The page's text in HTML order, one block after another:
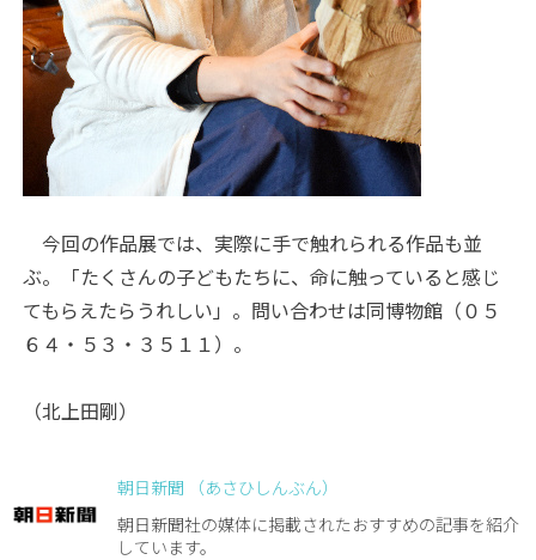
今回の作品展では、実際に手で触れられる作品も並
ぶ。「たくさんの子どもたちに、命に触っていると感じ
てもらえたらうれしい」。問い合わせは同博物館（０５
６４・５３・３５１１）。
（北上田剛）
朝日新聞 （あさひしんぶん）
朝日新聞社の媒体に掲載されたおすすめの記事を紹介
しています。